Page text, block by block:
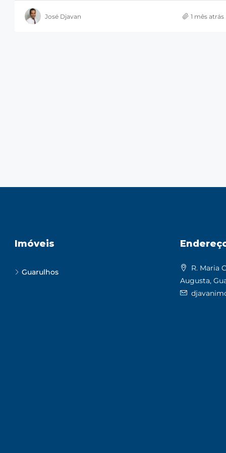
José Djavan 1 mês atrás
Imóveis
Guarulhos
R. Maria
Augusta,